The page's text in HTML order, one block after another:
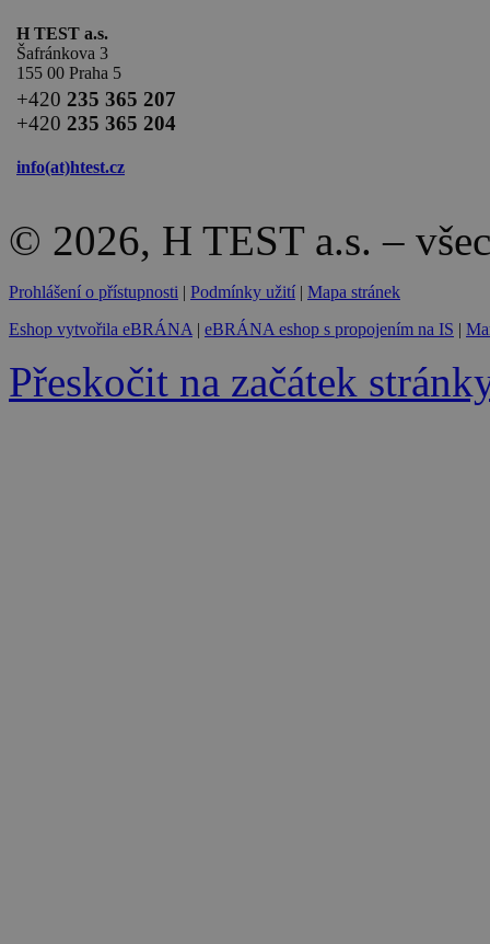
H TEST a.s.
Šafránkova 3
155 00 Praha 5
+420 235 365 207
+420 235 365 204
info(at)htest.cz
© 2026, H TEST a.s. –
Prohlášení o přístupnosti | Podmínky užití | Mapa stránek
Eshop vytvořila eBRÁNA | eBRÁNA eshop s propojením na IS |
Přeskočit na začátek